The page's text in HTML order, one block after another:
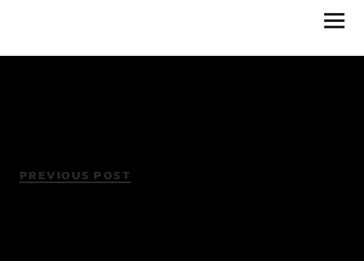
PREVIOUS POST